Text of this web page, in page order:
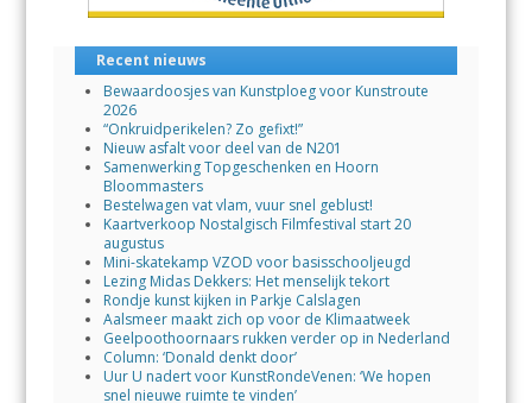
Recent nieuws
Bewaardoosjes van Kunstploeg voor Kunstroute
2026
“Onkruidperikelen? Zo gefixt!”
Nieuw asfalt voor deel van de N201
Samenwerking Topgeschenken en Hoorn
Bloommasters
Bestelwagen vat vlam, vuur snel geblust!
Kaartverkoop Nostalgisch Filmfestival start 20
augustus
Mini-skatekamp VZOD voor basisschooljeugd
Lezing Midas Dekkers: Het menselijk tekort
Rondje kunst kijken in Parkje Calslagen
Aalsmeer maakt zich op voor de Klimaatweek
Geelpoothoornaars rukken verder op in Nederland
Column: ‘Donald denkt door’
Uur U nadert voor KunstRondeVenen: ‘We hopen
snel nieuwe ruimte te vinden’